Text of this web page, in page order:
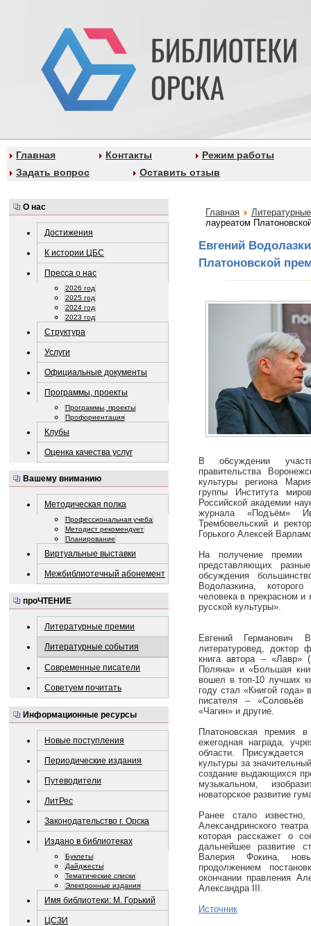
Главная Контакты
Режим работы
Задать вопрос
Оставить отзыв
О нас
Достижения
К истории ЦБС
Пресса о нас
2026 год
2025 год
2024 год
2023 год
Структура
Услуги
Официальные документы
Программы, проекты
Программы, проекты
Профориентация
Клубы
Оценка качества услуг
Вашему вниманию
Методическая полка
Профессиональная учеба
Методист рекомендует
Планирование
Виртуальные выставки
Межбиблиотечный абонемент
проЧТЕНИЕ
Литературные премии
Литературные события
Современные писатели
Советуем почитать
Информационные ресурсы
Новые поступления
Периодические издания
Путеводители
ЛитРес
Законодательство г. Орска
Издано в библиотеках
Буклеты
Дайджесты
Тематические списки
Электронные издания
Имя библиотеки: М. Горький
ЦСЗИ
Главная
лауреатом
Евгений
Платоновской
В обсуждении
правительства
культуры региона
группы Института
Российской академии
журнала «Подъём»
Трембовельский и
Горького Алексей
На получение премии
представляющих
обсуждения
Водолазкина,
человека в прекрасном и
русской культуры».
Евгений Германович
литературовед, доктор
книга автора – «Лавр»
Поляна» и «Большая
вошел в топ‑10 лучших
году стал «Книгой года»
писателя – «Соловьёв
«Чагин» и другие.
Платоновская премия
ежегодная награда,
области.
культуры за
создание выдающихся
музыкальном,
новаторское развитие
Ранее стало
Александринского
которая расскажет о
дальнейшее развитие
Валерия Фокина,
продолжением
окончании правления
Александра III.
Источник